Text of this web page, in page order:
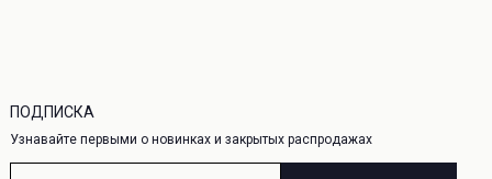
ПОДПИСКА
Узнавайте первыми о новинках и закрытых распродажах